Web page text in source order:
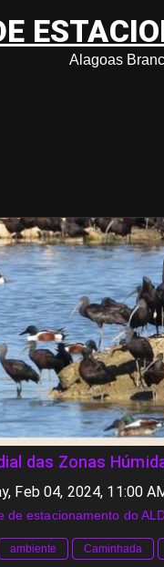
Alagoas
das Zonas
Feb 04, 2024, 11:00
de estacionamento do
ambiente Caminhada